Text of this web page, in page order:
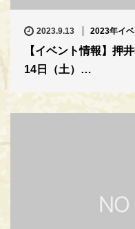
2023.9.13 2023年イ
【イベント情報】
14日（土）…